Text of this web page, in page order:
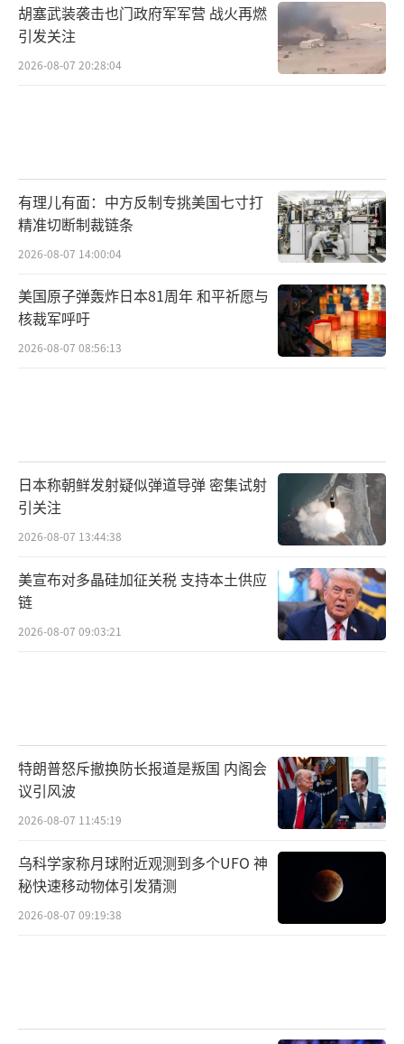
胡塞武装袭击也门政府军军营 战火再燃
引发关注
2026-08-07 20:28:04
有理儿有面：中方反制专挑美国七寸打
精准切断制裁链条
2026-08-07 14:00:04
美国原子弹轰炸日本81周年 和平祈愿与
核裁军呼吁
2026-08-07 08:56:13
日本称朝鲜发射疑似弹道导弹 密集试射
引关注
2026-08-07 13:44:38
美宣布对多晶硅加征关税 支持本土供应
链
2026-08-07 09:03:21
特朗普怒斥撤换防长报道是叛国 内阁会
议引风波
2026-08-07 11:45:19
乌科学家称月球附近观测到多个UFO 神
秘快速移动物体引发猜测
2026-08-07 09:19:38